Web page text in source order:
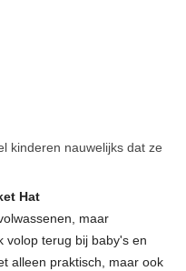
kinderen nauwelijks dat ze
Hat
maar
volop terug bij baby's en
alleen praktisch, maar ook